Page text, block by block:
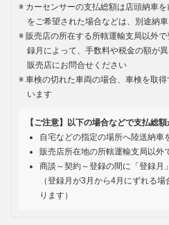
カーセンサーの支払総額は店頭納車
をご希望された場合などは、別途納
販売店の所在する所轄運輸支局以外
録月によって、手数料や税金の額が
販売店にお問合せください
車検の切れた車両の場合、車検を取
います
【ご注意】以下の場合などで支払総
自宅などの指定の場所へ陸送納車
販売店所在地の所轄運輸支局以外
商談～契約～登録の間に「登録月
（登録月が3月から4月にずれる
ります）